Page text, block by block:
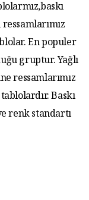
En populer
gruptur. Yağlı
ressamlarımız
Baskı
renk standartı